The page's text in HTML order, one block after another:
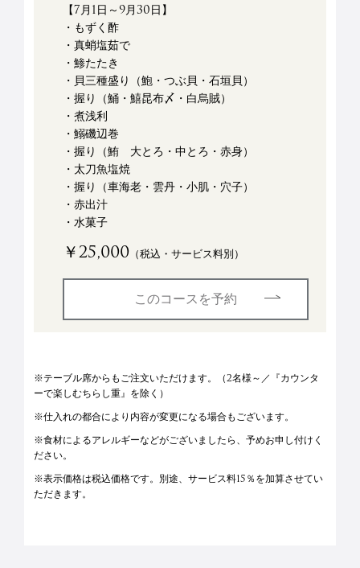
【7月1日～9月30日】
・もずく酢
・真蛸塩茹で
・鯵たたき
・貝三種盛り（鮑・つぶ貝・石垣貝）
・握り（鯒・鱚昆布〆・白烏賊）
・煮浅利
・鰯磯辺巻
・握り（鮪 大とろ・中とろ・赤身）
・太刀魚塩焼
・握り（車海老・雲丹・小肌・穴子）
・赤出汁
・水菓子
￥25,000 （税込・サービス料別）
このコースを予約
※テーブル席からもご注文いただけます。（2名様～／ 『カウンタ
ーで楽しむちらし重』を除く）
※仕入れの都合により内容が変更になる場合もございます。
※食材によるアレルギーなどがございましたら、予めお申し付けく
ださい。
※表示価格は税込価格です。別途、サービス料15％を加算させてい
ただきます。